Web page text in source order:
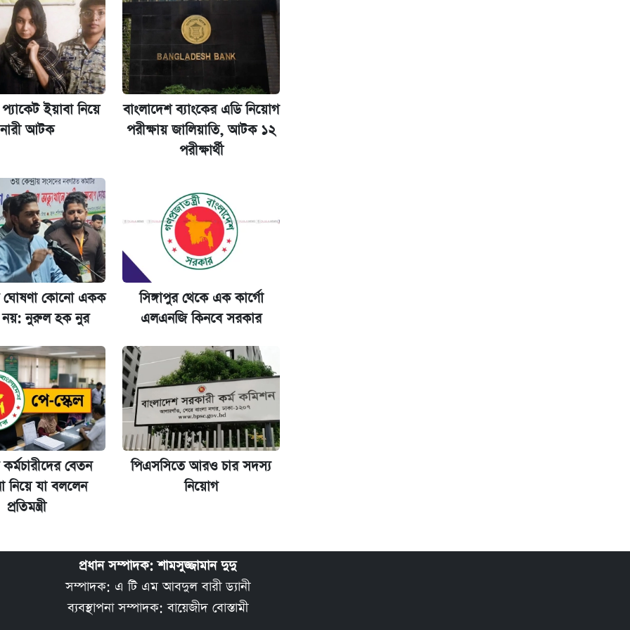
গেল
যা
বিরুদ্ধে ব্যবস্থা
ইয়াবা নিয়ে
নারী আটক
বাংলাদেশ ব্যাংকের এডি নিয়োগ
পরীক্ষায় জালিয়াতি, আটক ১২
পরীক্ষার্থী
কোনো একক
নয়: নুরুল হক নুর
সিঙ্গাপুর থেকে এক কার্গো
এলএনজি কিনবে সরকার
বেতন
নিয়ে যা বললেন
প্রতিমন্ত্রী
পিএসসিতে আরও চার সদস্য
নিয়োগ
প্রধান সম্পাদক: শামসুজ্জামান দুদু
সম্পাদক: এ টি এম আবদুল বারী ড্যানী
ব্যবস্থাপনা সম্পাদক: বায়েজীদ বোস্তামী